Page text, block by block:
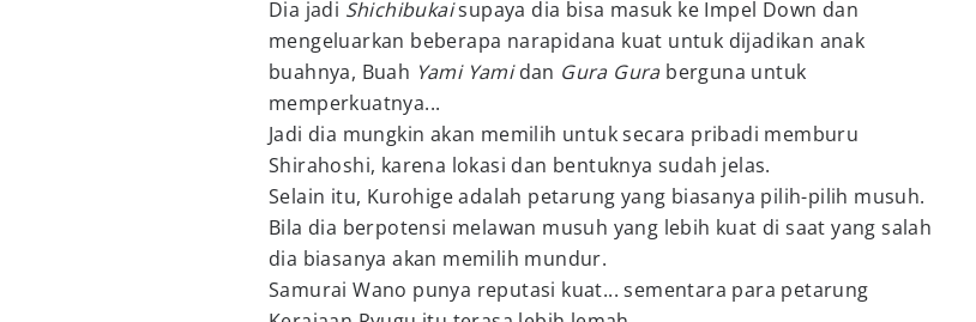
Dia jadi Shichibukaisupaya dia bisa masuk ke Impel Down dan
mengeluarkan beberapa narapidana kuat untuk dijadikan anak
buahnya, Buah Yami Yamidan Gura Gura berguna untuk
memperkuatnya...
Jadi dia mungkin akan memilih untuk secara pribadi memburu
Shirahoshi, karena lokasi dan bentuknya sudah jelas.
Selain itu, Kurohige adalah petarung yang biasanya pilih-pilih musuh.
Bila dia berpotensi melawan musuh yang lebih kuat di saat yang salah
dia biasanya akan memilih mundur.
Samurai Wano punya reputasi kuat... sementara para petarung